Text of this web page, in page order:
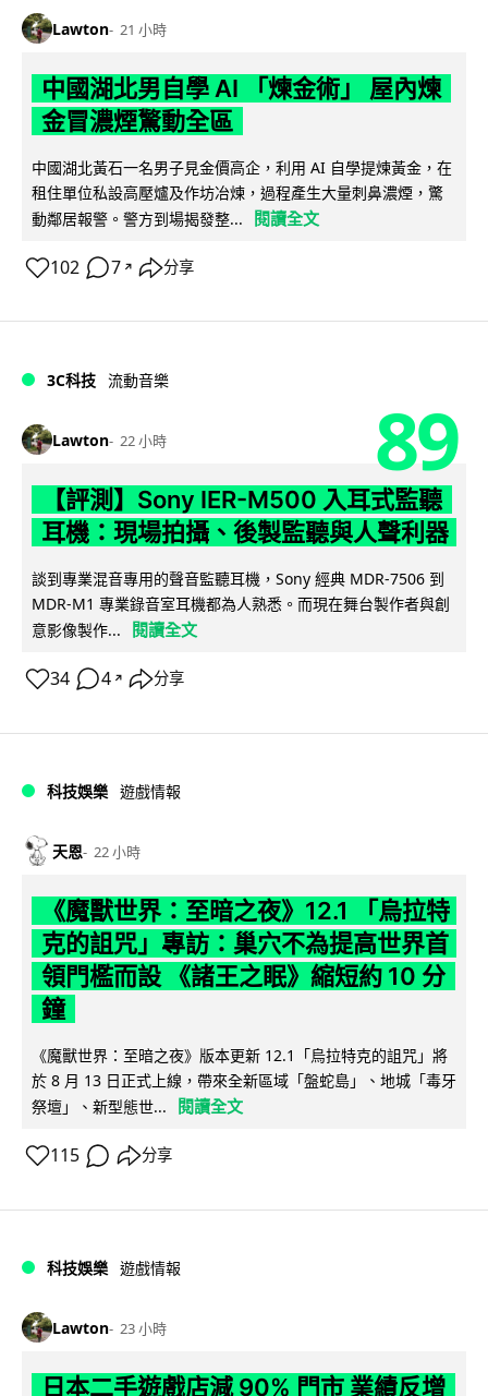
Lawton 21 小時
中國湖北男自學 AI 「煉金術」 屋內煉
金冒濃煙驚動全區
中國湖北黃石一名男子見金價高企，利用 AI 自學提煉黃金，在
租住單位私設高壓爐及作坊冶煉，過程產生大量刺鼻濃煙，驚
動鄰居報警。警方到場揭發整...
閱讀全文
102 7 ↗ 分享
3C科技 流動音樂
Lawton 22 小時 89
【評測】Sony IER-M500 入耳式監聽
耳機：現場拍攝、後製監聽與人聲利器
談到專業混音專用的聲音監聽耳機，Sony 經典 MDR-7506 到
MDR-M1 專業錄音室耳機都為人熟悉。而現在舞台製作者與創
意影像製作...
閱讀全文
34 4 ↗ 分享
科技娛樂 遊戲情報
天恩 22 小時
《魔獸世界：至暗之夜》12.1 「烏拉特
克的詛咒」專訪：巢穴不為提高世界首
領門檻而設 《諸王之眠》縮短約 10 分
鐘
《魔獸世界：至暗之夜》版本更新 12.1「烏拉特克的詛咒」將
於 8 月 13 日正式上線，帶來全新區域「盤蛇島」、地城「毒牙
祭壇」、新型態世...
閱讀全文
115 分享
科技娛樂 遊戲情報
Lawton 23 小時
日本二手遊戲店減 90% 門市 業績反增